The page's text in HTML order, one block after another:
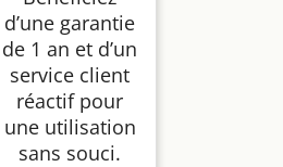
d’une garantie
de 1 an et d’un
service client
réactif pour
une utilisation
sans souci.